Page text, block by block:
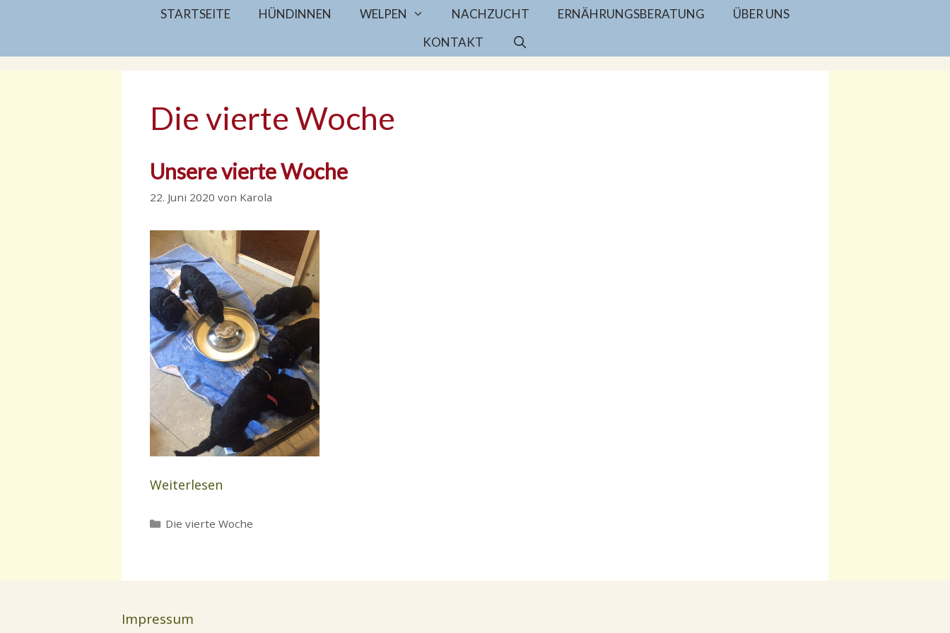
STARTSEITE HÜNDINNEN WELPEN NACHZUCHT ERNÄHRUNGSBERATUNG
ÜBER UNS
KONTAKT
Die vierte Woche
Unsere vierte Woche
22. Juni 2020 von Karola
Weiterlesen
Kategorien
Die vierte Woche
Impressum